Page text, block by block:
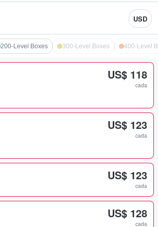
USD
200-Level Boxes 300-Level Boxes 400-Level
US$ 118
cada
US$ 123
cada
US$ 123
cada
US$ 128
cada